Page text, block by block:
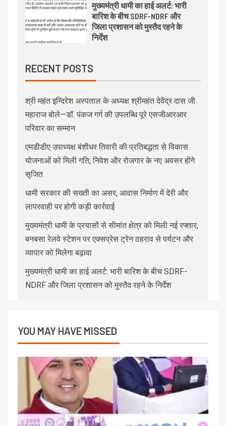
मुख्यमंत्री धामी का हाई अलर्ट: भारी
बारिश के बीच SDRF-NDRF और
जिला प्रशासन को मुस्तैद रहने के
निर्देश
RECENT POSTS
श्री महंत इन्दिरेश अस्पताल के अध्यक्ष श्रीमहंत देवेंद्र दास जी
महाराज बोले—डॉ. पंकज गर्ग की उपलब्धि पूरे एसजीआरआर
परिवार का सम्मान
एमडीडीए उपाध्यक्ष बंशीधर तिवारी की प्रतिबद्धता से विकास
योजनाओं को मिली गति, निवेश और रोजगार के नए अवसर होंगे
सृजित
धामी सरकार की सख्ती का असर, आवास निर्माण में देरी और
लापरवाही पर होगी कड़ी कार्रवाई
मुख्यमंत्री धामी के प्रयासों से सीमांत क्षेत्र को मिली नई रफ्तार,
बनबसा रेलवे स्टेशन पर एक्सप्रेस ट्रेन ठहराव से पर्यटन और
व्यापार को मिलेगा बढ़ावा
मुख्यमंत्री धामी का हाई अलर्ट: भारी बारिश के बीच SDRF-
NDRF और जिला प्रशासन को मुस्तैद रहने के निर्देश
YOU MAY HAVE MISSED